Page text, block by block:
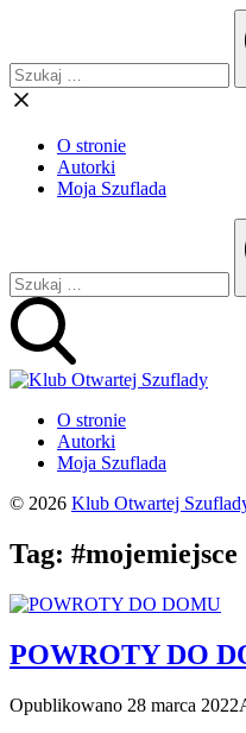
O stronie
Autorki
Moja Szuflada
O stronie
Autorki
Moja Szuflada
© 2026 Klub Otwartej
Tag: #mojemiejsce
POWROTY DO
Opublikowano 28 marca 2022